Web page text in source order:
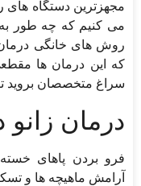
مجهزترین دستگاه های
می کنیم که چه طور به
روش های خانگی درمان
که این درمان ها
سراغ متخصصان
درمان زانو
فرو بردن پاهای
آرامش ماهیچه ها و